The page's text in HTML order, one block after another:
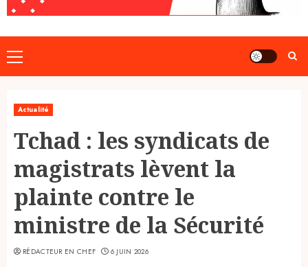
Primary
Menu
Actualité
Tchad : les syndicats de
magistrats lèvent la
plainte contre le
ministre de la Sécurité
RÉDACTEUR EN CHEF 6 JUIN 2026